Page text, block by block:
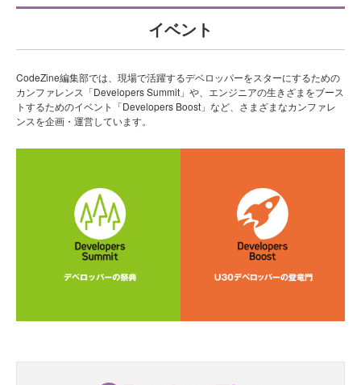
イベント
CodeZine編集部では、現場で活躍するデベロッパーをスターにするための
カンファレンス「Developers Summit」や、エンジニアの生きざまをブース
トするためのイベント「Developers Boost」など、さまざまなカンファレ
ンスを企画・運営しています。